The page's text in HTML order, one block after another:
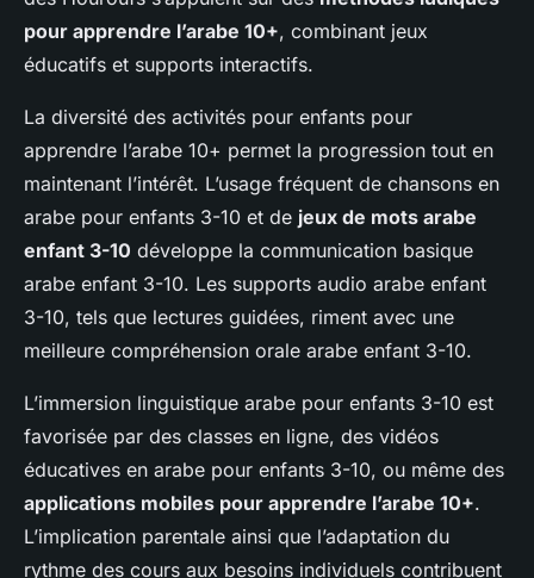
pour apprendre l’arabe 10+, combinant jeux
éducatifs et supports interactifs.
La diversité des activités pour enfants pour
apprendre l’arabe 10+ permet la progression tout en
maintenant l’intérêt. L’usage fréquent de chansons en
arabe pour enfants 3-10 et de jeux de mots arabe
enfant 3-10 développe la communication basique
arabe enfant 3-10. Les supports audio arabe enfant
3-10, tels que lectures guidées, riment avec une
meilleure compréhension orale arabe enfant 3-10.
L’immersion linguistique arabe pour enfants 3-10 est
favorisée par des classes en ligne, des vidéos
éducatives en arabe pour enfants 3-10, ou même des
applications mobiles pour apprendre l’arabe 10+.
L’implication parentale ainsi que l’adaptation du
rythme des cours aux besoins individuels contribuent